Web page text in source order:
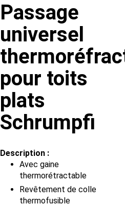
Passage
universel
pour toits
plats
Schrumpfi
Description :
Avec gaine
thermorétractable
Revêtement de colle
thermofusible